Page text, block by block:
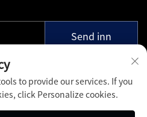
Send inn
to provide our services. If you
click Personalize cookies.